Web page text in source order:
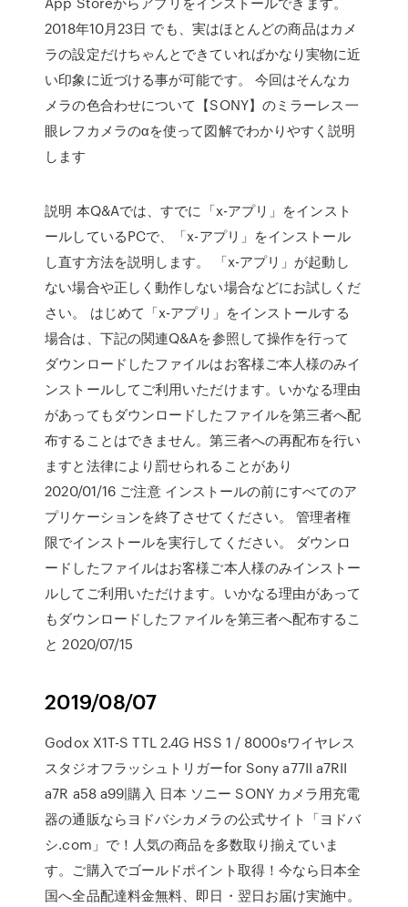
2018年10月23日 でも、実はほとんどの商品はカメ
ラの設定だけちゃんとできていればかなり実物に近
い印象に近づける事が可能です。 今回はそんなカ
メラの色合わせについて【SONY】のミラーレス一
眼レフカメラのαを使って図解でわかりやすく説明
します
説明 本Q&Aでは、すでに「x-アプリ」をインスト
ールしているPCで、「x-アプリ」をインストール
し直す方法を説明します。 「x-アプリ」が起動し
ない場合や正しく動作しない場合などにお試しくだ
さい。 はじめて「x-アプリ」をインストールする
場合は、下記の関連Q&Aを参照して操作を行って
ダウンロードしたファイルはお客様ご本人様のみイ
ンストールしてご利用いただけます。いかなる理由
があってもダウンロードしたファイルを第三者へ配
布することはできません。第三者への再配布を行い
ますと法律により罰せられることがあり
2020/01/16 ご注意 インストールの前にすべてのア
プリケーションを終了させてください。 管理者権
限でインストールを実行してください。 ダウンロ
ードしたファイルはお客様ご本人様のみインストー
ルしてご利用いただけます。いかなる理由があって
もダウンロードしたファイルを第三者へ配布するこ
と 2020/07/15
2019/08/07
Godox X1T-S TTL 2.4G HSS 1 / 8000sワイヤレス
スタジオフラッシュトリガーfor Sony a77II a7RII
a7R a58 a99|購入 日本 ソニー SONY カメラ用充電
器の通販ならヨドバシカメラの公式サイト「ヨドバ
シ.com」で！人気の商品を多数取り揃えていま
す。ご購入でゴールドポイント取得！今なら日本全
国へ全品配達料金無料、即日・翌日お届け実施中。